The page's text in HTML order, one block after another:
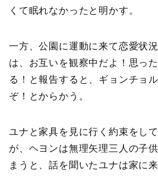
くて眠れなかったと明かす。
一方、公園に運動に来て恋愛状
は、お互いを観察中だよ！思っ
る！と報告すると、ギョンチョ
ぞ！とからかう。
ユナと家具を見に行く約束をし
が、ヘヨンは無理矢理三人の子
まうと、話を聞いたユナは家に